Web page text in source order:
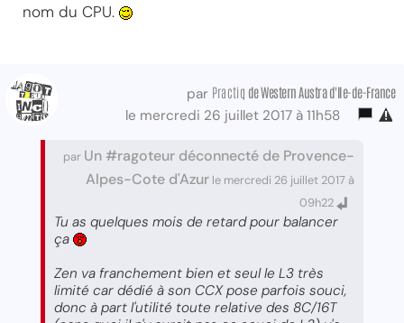
nom du CPU.
par Practiq de Western Austra d'Ile-de-France
le mercredi 26 juillet 2017 à 11h58
par Un #ragoteur déconnecté de Provence-
Alpes-Cote d'Azur le mercredi 26 juillet 2017 à
09h22
Tu as quelques mois de retard pour balancer
ça
Zen va franchement bien et seul le L3 très
limité car dédié à son CCX pose parfois souci,
donc à part l'utilité toute relative des 8C/16T